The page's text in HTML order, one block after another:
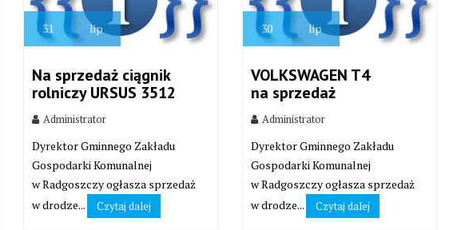
31 lip
Na sprzedaż ciągnik
rolniczy URSUS 3512
Administrator
Dyrektor Gminnego Zakładu
Gospodarki Komunalnej
w Radgoszczy ogłasza sprzedaż
w drodze...
Czytaj dalej
30 lip
VOLKSWAGEN T4
na sprzedaż
Administrator
Dyrektor Gminnego Zakładu
Gospodarki Komunalnej
w Radgoszczy ogłasza sprzedaż
w drodze...
Czytaj dalej